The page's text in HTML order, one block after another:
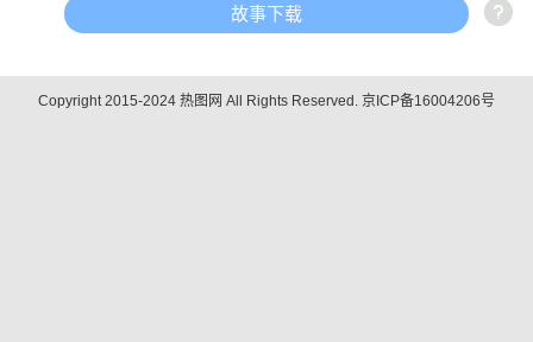
故事下载
Copyright 2015-2024 热图网 All Rights Reserved. 京ICP备16004206号